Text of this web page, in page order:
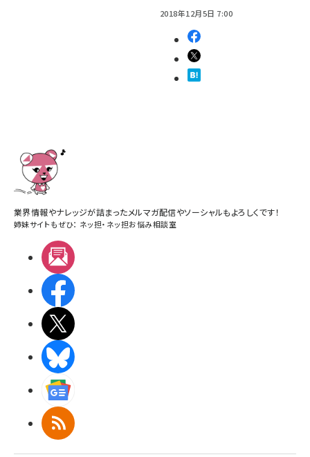
2018年12月5日 7:00
業界情報やナレッジが詰まったメルマガ配信やソーシャルもよろしくです！
姉妹サイトもぜひ： ネッ担・ ネッ担お悩み相談室
RSS